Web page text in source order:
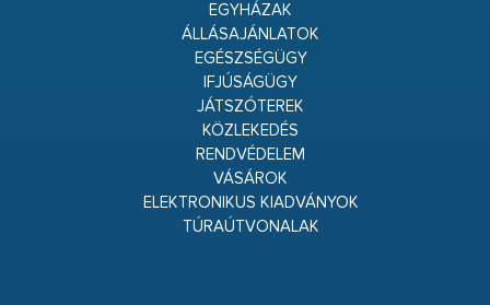
EGYHÁZAK
ÁLLÁSAJÁNLATOK
EGÉSZSÉGÜGY
IFJÚSÁGÜGY
JÁTSZÓTEREK
KÖZLEKEDÉS
RENDVÉDELEM
VÁSÁROK
ELEKTRONIKUS KIADVÁNYOK
TÚRAÚTVONALAK